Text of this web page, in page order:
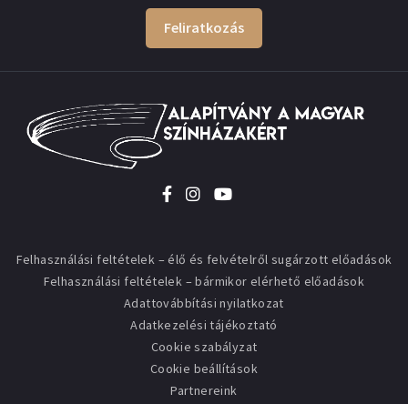
Feliratkozás
Felhasználási feltételek – élő és felvételről sugárzott előadások
Felhasználási feltételek – bármikor elérhető előadások
Adattovábbítási nyilatkozat
Adatkezelési tájékoztató
Cookie szabályzat
Cookie beállítások
Partnereink